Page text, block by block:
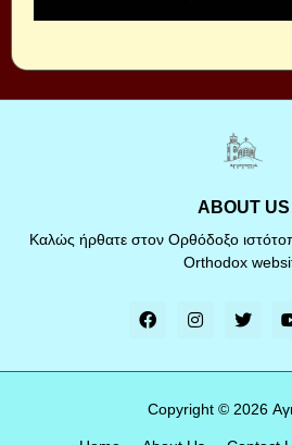
ABOUT US
Καλώς ήρθατε στον Ορθόδοξο
Orthodox
Copyright © 2026